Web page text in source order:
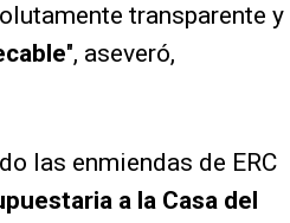
transparente y
", aseveró,
las enmiendas de ERC
a la Casa del